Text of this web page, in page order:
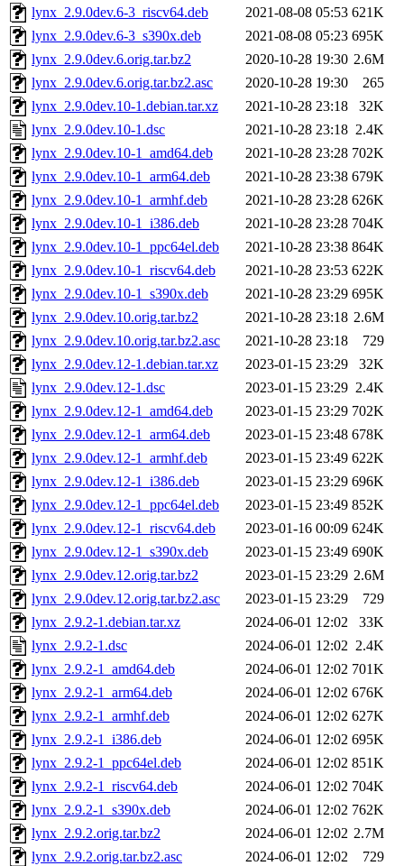
lynx_2.9.0dev.6-3_riscv64.deb 2021-08-08 05:53 621K
lynx_2.9.0dev.6-3_s390x.deb
2021-08-08 05:23 695K
lynx_2.9.0dev.6.orig.tar.bz2
2020-10-28 19:30 2.6M
lynx_2.9.0dev.6.orig.tar.bz2.asc
2020-10-28 19:30
265
lynx_2.9.0dev.10-1.debian.tar.xz
2021-10-28 23:18
32K
lynx_2.9.0dev.10-1.dsc
2021-10-28 23:18 2.4K
lynx_2.9.0dev.10-1_amd64.deb
2021-10-28 23:28 702K
lynx_2.9.0dev.10-1_arm64.deb
2021-10-28 23:38 679K
lynx_2.9.0dev.10-1_armhf.deb
2021-10-28 23:28 626K
lynx_2.9.0dev.10-1_i386.deb
2021-10-28 23:28 704K
lynx_2.9.0dev.10-1_ppc64el.deb
2021-10-28 23:38 864K
lynx_2.9.0dev.10-1_riscv64.deb
2021-10-28 23:53 622K
lynx_2.9.0dev.10-1_s390x.deb
2021-10-28 23:29 695K
lynx_2.9.0dev.10.orig.tar.bz2
2021-10-28 23:18 2.6M
lynx_2.9.0dev.10.orig.tar.bz2.asc
2021-10-28 23:18
729
lynx_2.9.0dev.12-1.debian.tar.xz
2023-01-15 23:29
32K
lynx_2.9.0dev.12-1.dsc
2023-01-15 23:29 2.4K
lynx_2.9.0dev.12-1_amd64.deb
2023-01-15 23:29 702K
lynx_2.9.0dev.12-1_arm64.deb
2023-01-15 23:48 678K
lynx_2.9.0dev.12-1_armhf.deb
2023-01-15 23:49 622K
lynx_2.9.0dev.12-1_i386.deb
2023-01-15 23:29 696K
lynx_2.9.0dev.12-1_ppc64el.deb
2023-01-15 23:49 852K
lynx_2.9.0dev.12-1_riscv64.deb
2023-01-16 00:09 624K
lynx_2.9.0dev.12-1_s390x.deb
2023-01-15 23:49 690K
lynx_2.9.0dev.12.orig.tar.bz2
2023-01-15 23:29 2.6M
lynx_2.9.0dev.12.orig.tar.bz2.asc
2023-01-15 23:29
729
lynx_2.9.2-1.debian.tar.xz
2024-06-01 12:02
33K
lynx_2.9.2-1.dsc
2024-06-01 12:02 2.4K
lynx_2.9.2-1_amd64.deb
2024-06-01 12:02 701K
lynx_2.9.2-1_arm64.deb
2024-06-01 12:02 676K
lynx_2.9.2-1_armhf.deb
2024-06-01 12:02 627K
lynx_2.9.2-1_i386.deb
2024-06-01 12:02 695K
lynx_2.9.2-1_ppc64el.deb
2024-06-01 12:02 851K
lynx_2.9.2-1_riscv64.deb
2024-06-01 12:02 704K
lynx_2.9.2-1_s390x.deb
2024-06-01 12:02 762K
lynx_2.9.2.orig.tar.bz2
2024-06-01 12:02 2.7M
lynx_2.9.2.orig.tar.bz2.asc
2024-06-01 12:02 729